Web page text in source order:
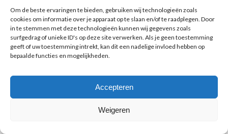
Om de beste ervaringen te bieden, gebruiken wij technologieën zoals
cookies om informatie over je apparaat op te slaan en/of te raadplegen. Door
in te stemmen met deze technologieën kunnen wij gegevens zoals
surfgedrag of unieke ID's op deze site verwerken. Als je geen toestemming
geeft of uw toestemming intrekt, kan dit een nadelige invloed hebben op
bepaalde functies en mogelijkheden.
Accepteren
Weigeren
Copyright menu-NL